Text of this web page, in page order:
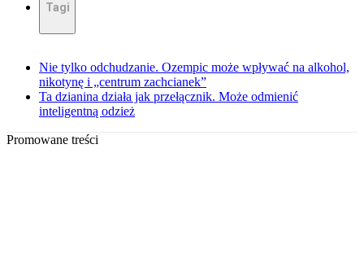
Tagi
Nie tylko odchudzanie. Ozempic może wpływać na alkohol,
nikotynę i „centrum zachcianek”
Ta dzianina działa jak przełącznik. Może odmienić
inteligentną odzież
Promowane treści